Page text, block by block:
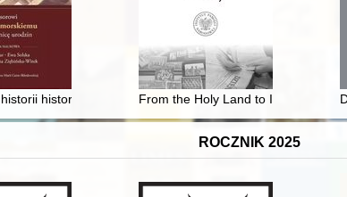
generała Ignacego Prądzyńskiego
historii historiografii : głos w dyskusjiFrom the Holy Land to Italy : Karol
ROCZNIK 2025